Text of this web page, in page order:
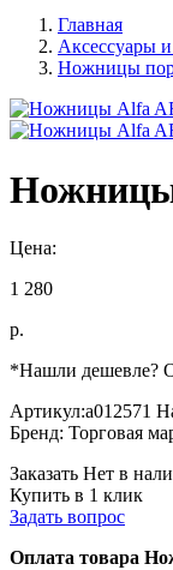
Главная
Аксессуары
Ножницы
Цена:
1 280
р.
*Нашли дешевле?
Артикул:a012571
Бренд: Торговая
Заказать Нет в
Купить в 1 клик
Задать вопрос
Оплата товара